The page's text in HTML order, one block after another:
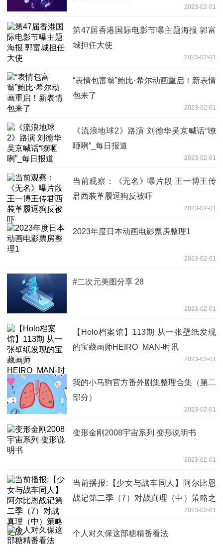
2023-02-01
第47届香港国际电影节曝主题海报 郭富
城担任大使
2023-02-01
“表情包富翁”鲍比·希尔动画重启！新表情
包来了
2023-02-01
《流浪地球2》路演 刘德华吴京喊话“嘹
咂咧”_每日报道
2023-02-01
当前观察：《无名》曝片段 王一博王传
君西装革履逗狗反被吓
2023-02-01
2023年度日本动画电影票房整理1
2023-02-01
#二次元美图分享 28
2023-02-01
【Holo档案馆】113期 从一张壁纸发现
的宝藏画师HEIRO_MAN-时讯
2023-02-01
我的小马驹官方番外剧集整理合集（第二
部分）
2023-02-01
变形金刚2008宇宙系列 变形说明书
2023-02-01
当前播报:【少女与战车同人】阿尔比恩
战记第二季（7）对战真理（中）策略之
2023-02-01
个人对久保这部糖精番看法